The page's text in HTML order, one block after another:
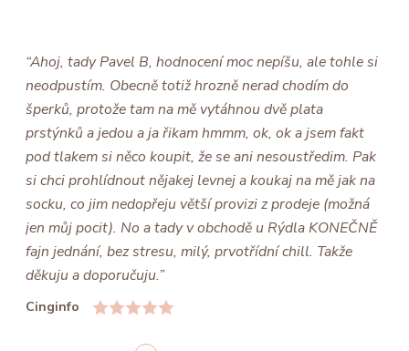
“Ahoj, tady Pavel B, hodnocení moc nepíšu, ale tohle si
neodpustím. Obecně totiž hrozně nerad chodím do
šperků, protože tam na mě vytáhnou dvě plata
prstýnků a jedou a ja řikam hmmm, ok, ok a jsem fakt
pod tlakem si něco koupit, že se ani nesoustředim. Pak
si chci prohlídnout nějakej levnej a koukaj na mě jak na
socku, co jim nedopřeju větší provizi z prodeje (možná
jen můj pocit). No a tady v obchodě u Rýdla KONEČNĚ
fajn jednání, bez stresu, milý, prvotřídní chill. Takže
děkuju a doporučuju.”
Cinginfo